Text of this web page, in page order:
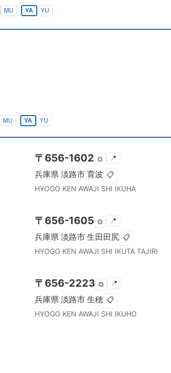
MU YA YU
MU YA YU
〒 656-1602 ⧉ 📍
兵庫県 淡路市 育波 📋
HYOGO KEN AWAJI SHI IKUHA
〒 656-1605 ⧉ 📍
兵庫県 淡路市 生田田尻 📋
HYOGO KEN AWAJI SHI IKUTA TAJIRI
〒 656-2223 ⧉ 📍
兵庫県 淡路市 生穂 📋
HYOGO KEN AWAJI SHI IKUHO